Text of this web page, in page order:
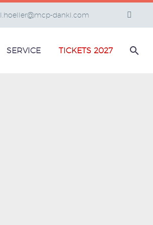
l.hoeller@mcp-dankl.com
SERVICE TICKETS 2027